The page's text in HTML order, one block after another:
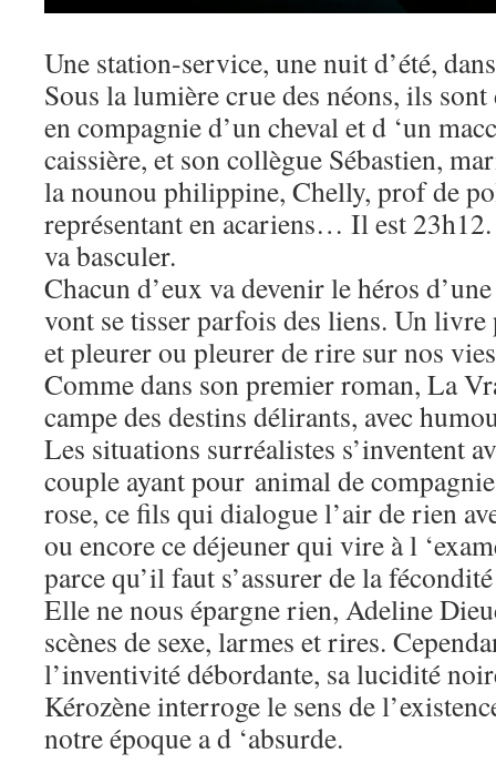
Une station-service, une nuit d’été,
Sous la lumière crue des néons, ils
en compagnie d’un cheval et d ‘un
caissière, et son collègue Sébastien,
la nounou philippine, Chelly, prof de
représentant en acariens… Il est
va basculer.
Chacun d’eux va devenir le héros
vont se tisser parfois des liens. Un
et pleurer ou pleurer de rire sur nos
Comme dans son premier roman, La
campe des destins délirants, avec
Les situations surréalistes s’inventent
couple ayant pour animal de
rose, ce fils qui dialogue l’air de rien
ou encore ce déjeuner qui vire à l
parce qu’il faut s’assurer de la
Elle ne nous épargne rien, Adeline
scènes de sexe, larmes et rires.
l’inventivité débordante, sa lucidité
Kérozène interroge le sens de
notre époque a d ‘absurde.